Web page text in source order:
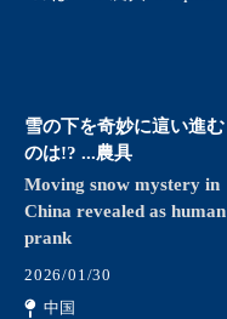
雪の下を奇妙に這い進む
のは!? ...農具
Moving snow mystery in
China revealed as human
prank
2026/01/30
中国